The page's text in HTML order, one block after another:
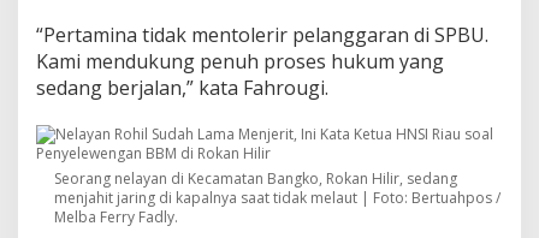
“Pertamina tidak mentolerir pelanggaran di SPBU.
Kami mendukung penuh proses hukum yang
sedang berjalan,” kata Fahrougi.
Seorang nelayan di Kecamatan Bangko, Rokan Hilir, sedang
menjahit jaring di kapalnya saat tidak melaut | Foto: Bertuahpos /
Melba Ferry Fadly.